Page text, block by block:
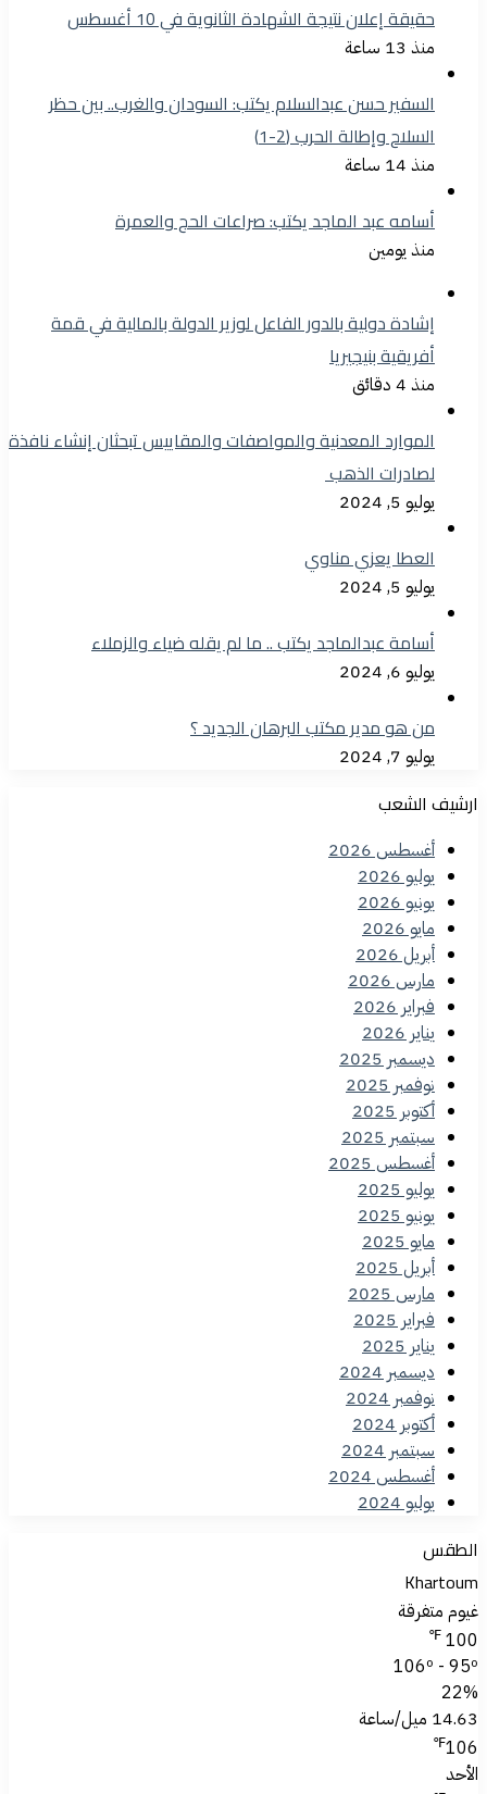
حقيقة إعلان نتيجة الشهادة الثانوية في 10 أغسطس
منذ 13 ساعة
السفير حسن عبدالسلام يكتب: السودان والغرب.. بين حظر
السلاح وإطالة الحرب (2-1)
منذ 14 ساعة
أسامه عبد الماجد يكتب: صراعات الحج والعمرة
منذ يومين
إشادة دولية بالدور الفاعل لوزير الدولة بالمالية في قمة
أفريقية بنيجيريا
منذ 4 دقائق
الموارد المعدنية والمواصفات والمقاييس تبحثان إنشاء نافذة
لصادرات الذهب
يوليو 5, 2024
العطا يعزي مناوي
يوليو 5, 2024
أسامة عبدالماجد يكتب .. ما لم يقله ضياء والزملاء
يوليو 6, 2024
من هو مدير مكتب البرهان الجديد ؟
يوليو 7, 2024
ارشيف الشعب
أغسطس 2026
يوليو 2026
يونيو 2026
مايو 2026
أبريل 2026
مارس 2026
فبراير 2026
يناير 2026
ديسمبر 2025
نوفمبر 2025
أكتوبر 2025
سبتمبر 2025
أغسطس 2025
يوليو 2025
يونيو 2025
مايو 2025
أبريل 2025
مارس 2025
فبراير 2025
يناير 2025
ديسمبر 2024
نوفمبر 2024
أكتوبر 2024
سبتمبر 2024
أغسطس 2024
يوليو 2024
الطقس
Khartoum
غيوم متفرقة
100
℉
106º - 95º
22%
14.63 ميل/ساعة
106
℉
الأحد